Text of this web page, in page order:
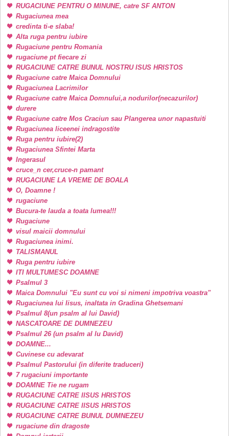
RUGACIUNE PENTRU O MINUNE, catre SF ANTON
Rugaciunea mea
credinta ti-e slaba!
Alta ruga pentru iubire
Rugaciune pentru Romania
rugaciune pt fiecare zi
RUGACIUNE CATRE BUNUL NOSTRU ISUS HRISTOS
Rugaciune catre Maica Domnului
Rugaciunea Lacrimilor
Rugaciune catre Maica Domnului,a nodurilor(necazurilor)
durere
Rugaciune catre Mos Craciun sau Plangerea unor napastuiti
Rugaciunea liceenei indragostite
Ruga pentru iubire(2)
Rugaciunea Sfintei Marta
Ingerasul
cruce_n cer,cruce-n pamant
RUGACIUNE LA VREME DE BOALA
O, Doamne !
rugaciune
Bucura-te lauda a toata lumea!!!
Rugaciune
visul maicii domnului
Rugaciunea inimi.
TALISMANUL
Ruga pentru iubire
ITI MULTUMESC DOAMNE
Psalmul 3
Maica Domnului "Eu sunt cu voi si nimeni impotriva voastra"
Rugaciunea lui Iisus, inaltata in Gradina Ghetsemani
Psalmul 8(un psalm al lui David)
NASCATOARE DE DUMNEZEU
Psalmul 26 (un psalm al lu David)
DOAMNE...
Cuvinese cu adevarat
Psalmul Pastorului (in diferite traduceri)
7 rugaciuni importante
DOAMNE Tie ne rugam
RUGACIUNE CATRE IISUS HRISTOS
RUGACIUNE CATRE IISUS HRISTOS
RUGACIUNE CATRE BUNUL DUMNEZEU
rugaciune din dragoste